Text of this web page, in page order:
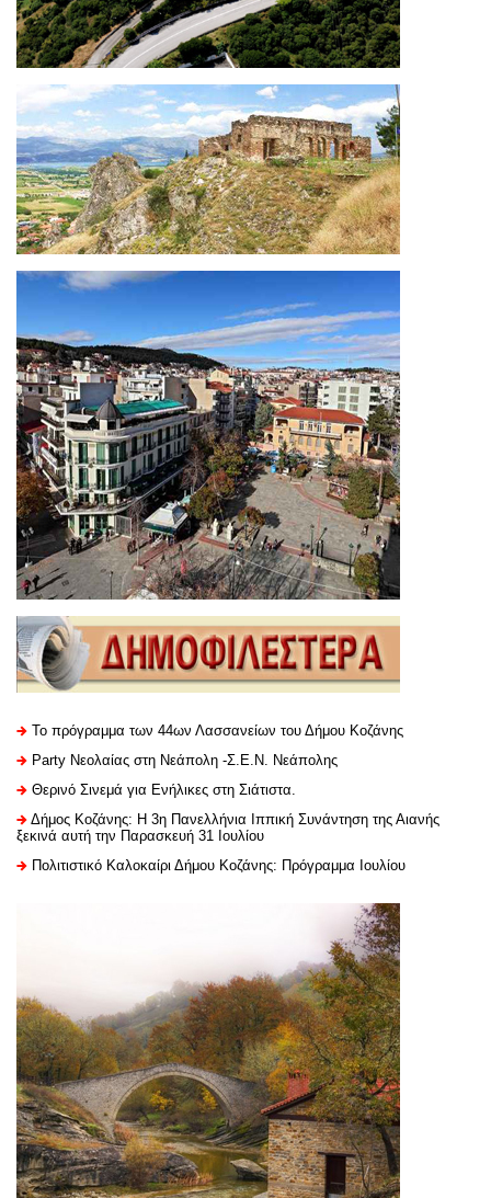
Το πρόγραμμα των 44ων Λασσανείων του Δήμου Κοζάνης
Party Νεολαίας στη Νεάπολη -Σ.Ε.Ν. Νεάπολης
Θερινό Σινεμά για Ενήλικες στη Σιάτιστα.
Δήμος Κοζάνης: Η 3η Πανελλήνια Ιππική Συνάντηση της Αιανής
ξεκινά αυτή την Παρασκευή 31 Ιουλίου
Πολιτιστικό Καλοκαίρι Δήμου Κοζάνης: Πρόγραμμα Ιουλίου